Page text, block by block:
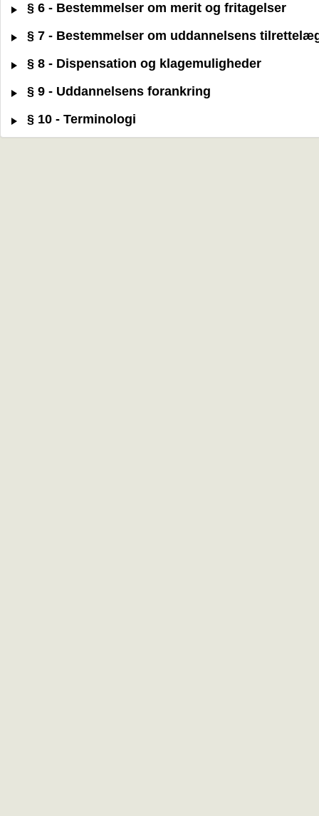
§ 6 - Bestemmelser om merit og fritagelser
§ 7 - Bestemmelser om uddannelsens
§ 8 - Dispensation og klagemuligheder
§ 9 - Uddannelsens forankring
§ 10 - Terminologi